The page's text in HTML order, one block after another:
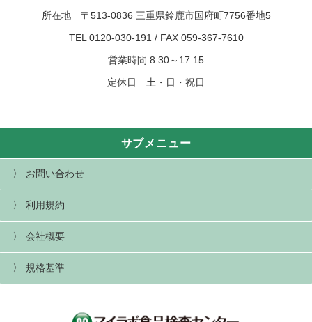
所在地 〒513-0836 三重県鈴鹿市国府町7756番地5
TEL 0120-030-191 / FAX 059-367-7610
営業時間 8:30～17:15
定休日 土・日・祝日
サブメニュー
お問い合わせ
利用規約
会社概要
規格基準